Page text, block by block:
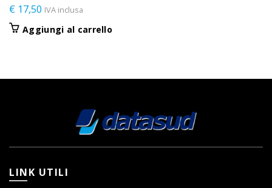
€ 17,50 IVA inclusa
Aggiungi al carrello
LINK UTILI